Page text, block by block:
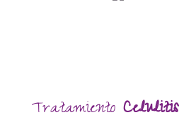
Tratamiento Celulitis